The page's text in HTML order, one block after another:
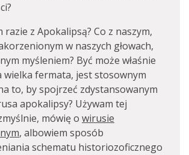
razie z Apokalipsą? Co z naszym,
w naszych głowach,
myśleniem? Być może właśnie
wielka fermata, jest stosownym
to, by spojrzeć zdystansowanym
apokalipsy? Używam tej
mówię o wirusie
, albowiem sposób
schematu historiozoficznego